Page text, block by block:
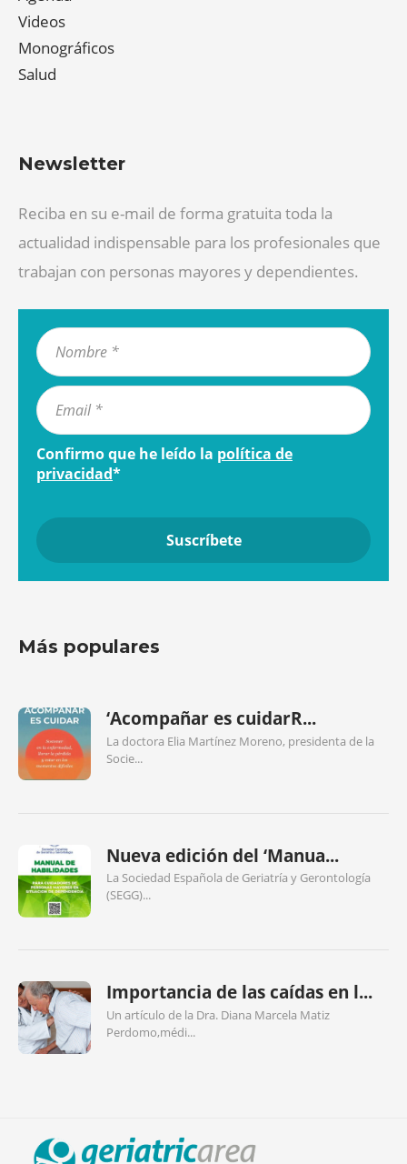
Videos
Monográficos
Salud
Newsletter
Reciba en su e-mail de forma gratuita toda la
actualidad indispensable para los profesionales que
trabajan con personas mayores y dependientes.
Confirmo que he leído la política de
privacidad*
Más populares
‘Acompañar es cuidarR...
La doctora Elia Martínez Moreno, presidenta de la
Socie...
Nueva edición del ‘Manua...
La Sociedad Española de Geriatría y Gerontología
(SEGG)...
Importancia de las caídas en l...
Un artículo de la Dra. Diana Marcela Matiz
Perdomo,médi...